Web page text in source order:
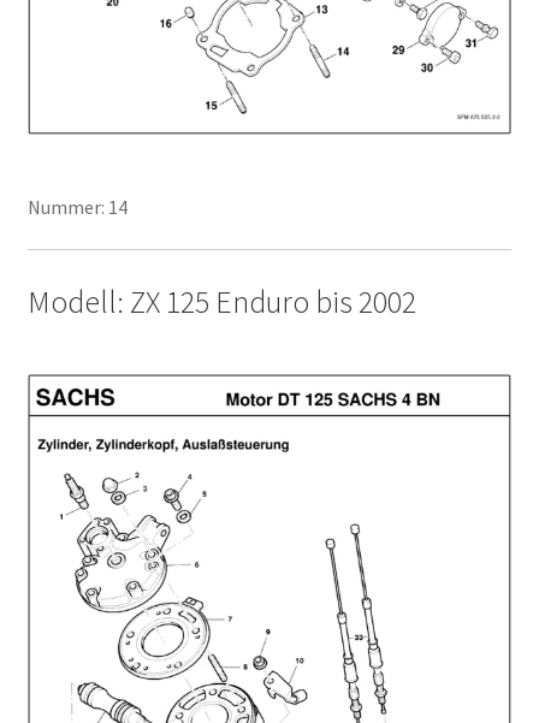
Nummer: 14
Modell: ZX 125 Enduro bis 2002